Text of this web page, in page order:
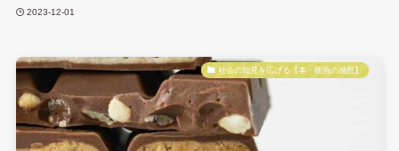
2023-12-01
社会の知見を広げる【本・映画の感想】